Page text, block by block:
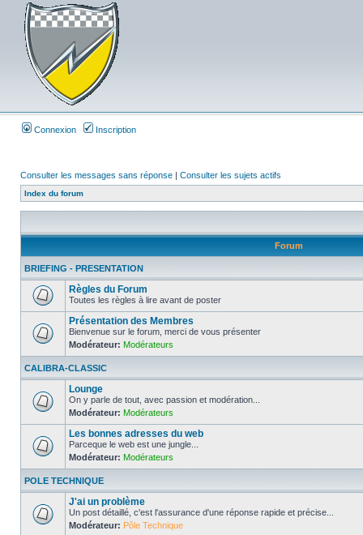
Connexion Inscription
Consulter les messages sans réponse | Consulter les sujets actifs
Index du forum
Forum
BRIEFING - PRESENTATION
Règles du Forum
Toutes les règles à lire avant de poster
Présentation des Membres
Bienvenue sur le forum, merci de vous présenter
Modérateur: Modérateurs
CALIBRA-CLASSIC
Lounge
On y parle de tout, avec passion et modération...
Modérateur: Modérateurs
Les bonnes adresses du web
Parceque le web est une jungle...
Modérateur: Modérateurs
POLE TECHNIQUE
J'ai un problème
Un post détaillé, c'est l'assurance d'une réponse rapide et précise...
Modérateur: Pôle Technique